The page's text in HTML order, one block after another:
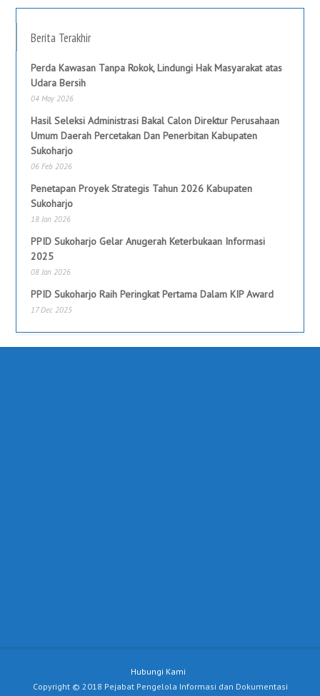
Berita Terakhir
Perda Kawasan Tanpa Rokok, Lindungi Hak Masyarakat atas
Udara Bersih
04 May 2026
Hasil Seleksi Administrasi Bakal Calon Direktur Perusahaan
Umum Daerah Percetakan Dan Penerbitan Kabupaten
Sukoharjo
06 Feb 2026
Penetapan Proyek Strategis Tahun 2026 Kabupaten
Sukoharjo
18 Jan 2026
PPID Sukoharjo Gelar Anugerah Keterbukaan Informasi
2025
08 Jan 2026
PPID Sukoharjo Raih Peringkat Pertama Dalam KIP Award
17 Dec 2025
Hubungi Kami
Copyright © 2018 Pejabat Pengelola Informasi dan Dokumentasi